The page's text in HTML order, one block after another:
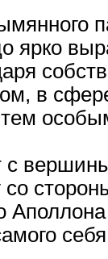
ярко
в
с
со